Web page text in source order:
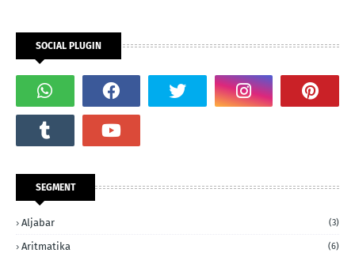
SOCIAL PLUGIN
SEGMENT
Aljabar (3)
Aritmatika (6)